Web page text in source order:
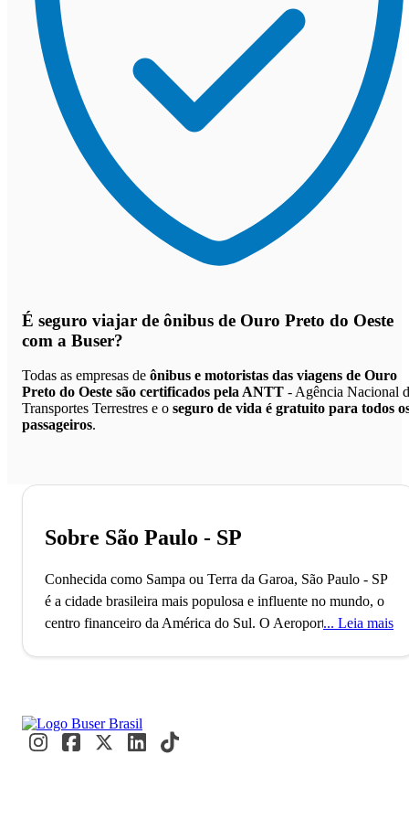
É seguro viajar de ônibus de Ouro Preto do Oeste
com a Buser?
Todas as empresas de ônibus e motoristas das viagens de Ouro
Preto do Oeste são certificados pela ANTT - Agência Nacional
Transportes Terrestres e o seguro de vida é gratuito para todos
passageiros.
Sobre São Paulo - SP
Conhecida como Sampa ou Terra da Garoa, São Paulo - SP
é a cidade brasileira mais populosa e influente no mundo, o
centro financeiro da América do Sul. O Aeroporto de
eventos internacionais como a Bienal de Arte e a São Paulo
Fashion Week acontecem. Paulistanos e visitantes se
Leia mais